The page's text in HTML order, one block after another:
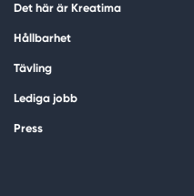
Det här är Kreatima
Hållbarhet
Tävling
Lediga jobb
Press